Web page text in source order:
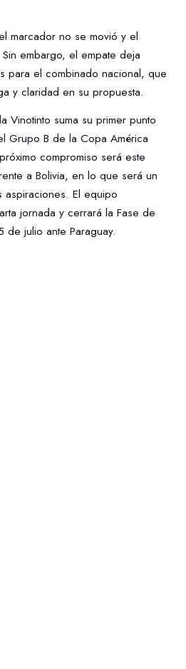
marcador no se movió y el
embargo, el empate deja
para el combinado nacional, que
y claridad en su propuesta.
Vinotinto suma su primer punto
Grupo B de la Copa América
compromiso será este
a Bolivia, en lo que será un
El equipo
jornada y cerrará la Fase de
julio ante Paraguay.